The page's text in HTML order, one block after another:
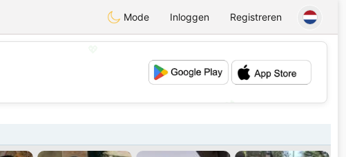
Mode Inloggen Registreren